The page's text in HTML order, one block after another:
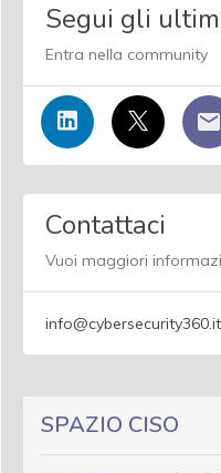
Segui gli
Entra nella community
Contattaci
Vuoi maggiori
info@cybersecurity360.it
SPAZIO CISO